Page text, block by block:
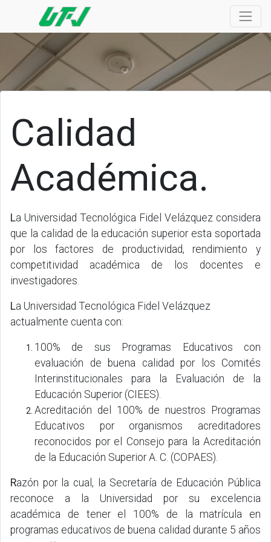
Calidad
Académica.
La Universidad Tecnológica Fidel Velázquez considera
que la calidad de la educación superior esta soportada
por los factores de productividad, rendimiento y
competitividad académica de los docentes e
investigadores.
La Universidad Tecnológica Fidel Velázquez
actualmente cuenta con:
100% de sus Programas Educativos con
evaluación de buena calidad por los Comités
Interinstitucionales para la Evaluación de la
Educación Superior (CIEES).
Acreditación del 100% de nuestros Programas
Educativos por organismos acreditadores
reconocidos por el Consejo para la Acreditación
de la Educación Superior A. C. (COPAES).
Razón por la cual, la Secretaría de Educación Pública
reconoce a la Universidad por su excelencia
académica de tener el 100% de la matrícula en
programas educativos de buena calidad durante 5 años